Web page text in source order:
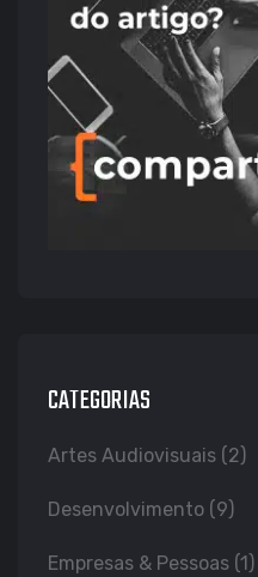
CATEGORIAS
Artes Audiovisuais (2)
Desenvolvimento (9)
Empresas & Pessoas (1)